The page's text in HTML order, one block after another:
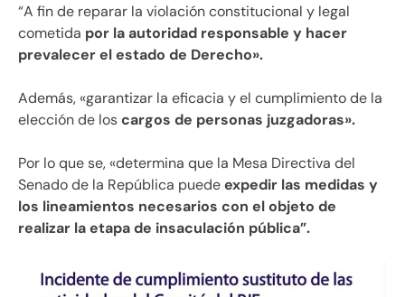
“A fin de reparar la violación constitucional y legal
cometida por la autoridad responsable y hacer
prevalecer el estado de Derecho».
Además, «garantizar la eficacia y el cumplimiento de la
elección de loscargos de personas juzgadoras».
Por lo que se, «determina que la Mesa Directiva del
Senado de la República puedeexpedir las medidas y
los lineamientos necesarios con el objeto de
realizar la etapa de insaculación pública”.